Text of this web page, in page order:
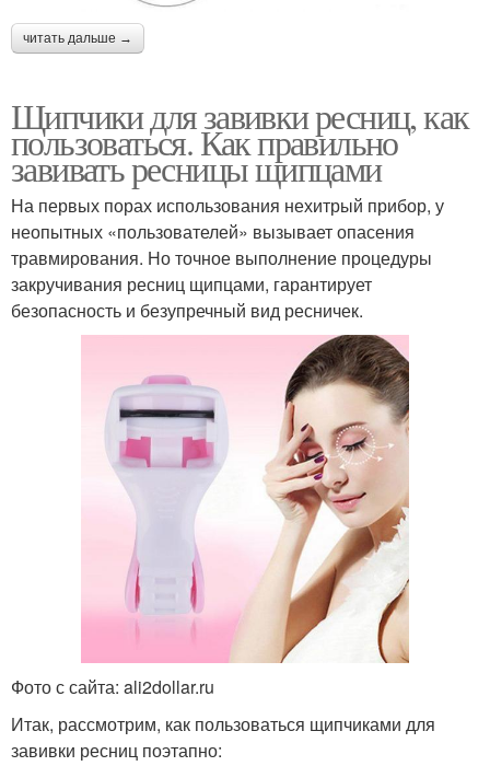
читать дальше →
Щипчики для завивки ресниц, как
пользоваться. Как правильно
завивать ресницы щипцами
На первых порах использования нехитрый прибор, у
неопытных «пользователей» вызывает опасения
травмирования. Но точное выполнение процедуры
закручивания ресниц щипцами, гарантирует
безопасность и безупречный вид ресничек.
Фото с сайта: ali2dollar.ru
Итак, рассмотрим, как пользоваться щипчиками для
завивки ресниц поэтапно: